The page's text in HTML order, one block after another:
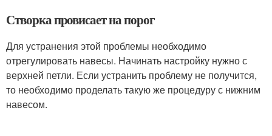
Створка провисает на порог
Для устранения этой проблемы необходимо
отрегулировать навесы. Начинать настройку нужно с
верхней петли. Если устранить проблему не получится,
то необходимо проделать такую же процедуру с нижним
навесом.